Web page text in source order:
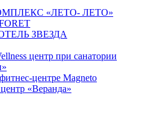
«ЛЕТО- ЛЕТО»
ЗВЕЗДА
центр при санатории
центре Magneto
«Веранда»